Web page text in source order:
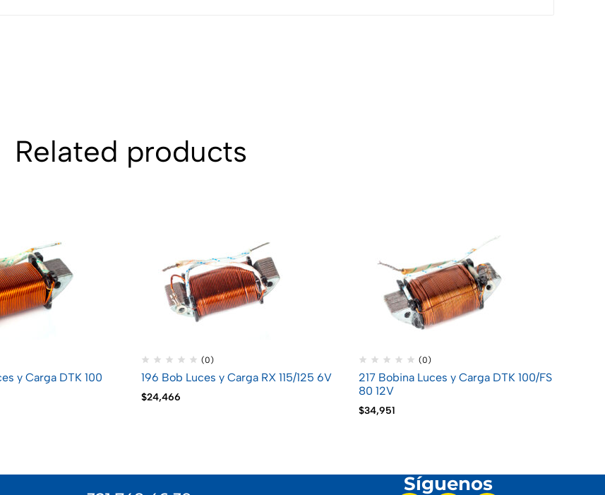
Related products
y Carga DTK 100
(0)
196 Bob Luces y Carga RX 115/125 6V
$24,466
(0)
217 Bobina Luces y Carga DTK 100/FS
80 12V
$34,951
Síguenos